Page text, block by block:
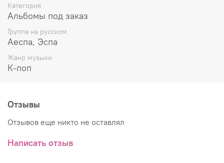
Категория
Альбомы под заказ
Группа на русском
Аеспа, Эспа
Жанр музыки
К-поп
Отзывы
Отзывов еще никто не оставлял
Написать отзыв